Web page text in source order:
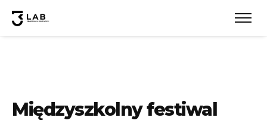
Międzyszkolny festiwal